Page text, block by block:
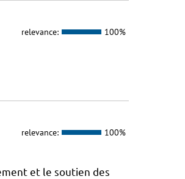
relevance: 100%
relevance: 100%
et le soutien des